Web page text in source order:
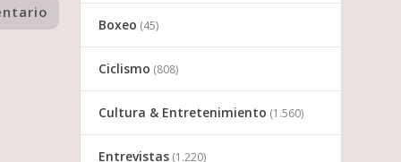
Boxeo (45)
Ciclismo (808)
Cultura & Entretenimiento (1.560)
Entrevistas (1.220)